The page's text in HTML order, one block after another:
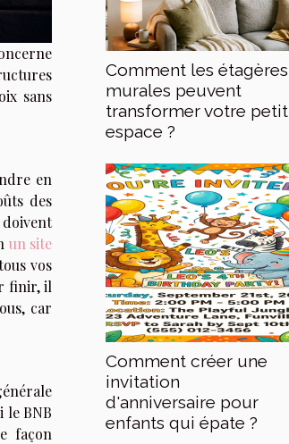
sans
en
des
un site
vos
finir, il
car
le BNB
façon
Comment les étagères
murales peuvent
transformer votre petit
espace ?
Comment créer une
invitation
d'anniversaire pour
enfants qui épate ?